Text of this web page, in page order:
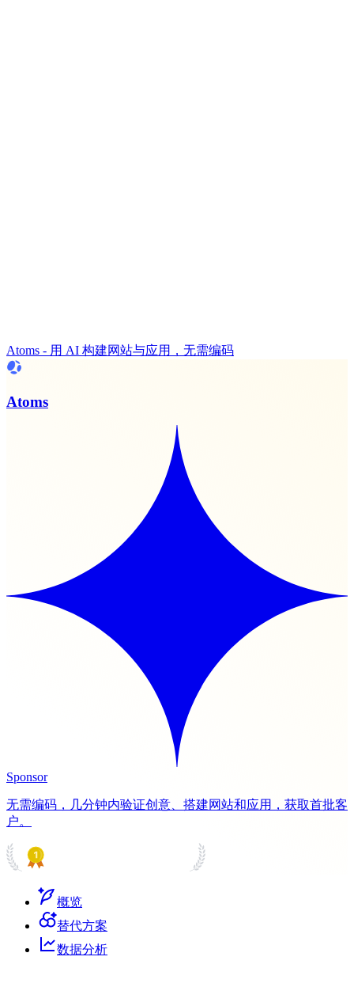
Atoms - 用 AI 构建网站与应用，无需编码
Atoms
Sponsor
无需编码，几分钟内验证创意、搭建网站和应用，获取首批客
户。
概览
替代方案
数据分析